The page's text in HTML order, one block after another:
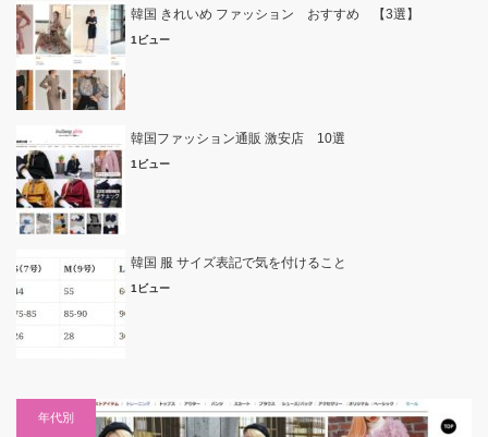
韓国 きれいめ ファッション おすすめ 【3選】
1ビュー
韓国ファッション通販 激安店 10選
1ビュー
韓国 服 サイズ表記で気を付けること
1ビュー
年代別